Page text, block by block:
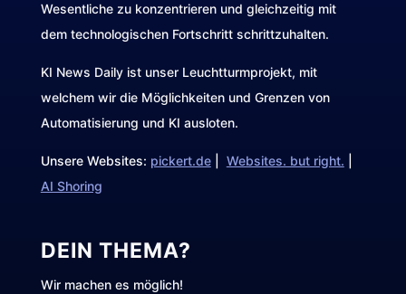
Wesentliche zu konzentrieren und gleichzeitig mit
dem technologischen Fortschritt schrittzuhalten.
KI News Daily ist unser Leuchtturmprojekt, mit
welchem wir die Möglichkeiten und Grenzen von
Automatisierung und KI ausloten.
Unsere Websites: pickert.de| Websites. but right.
AI Shoring
DEIN THEMA?
Wir machen es möglich!